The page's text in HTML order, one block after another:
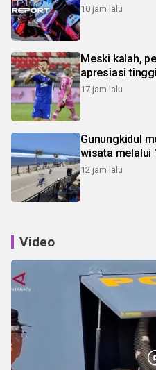
10 jam lalu
Meski kalah,
apresiasi
17 jam lalu
Gunungkidul
wisata melalui
12 jam lalu
Video